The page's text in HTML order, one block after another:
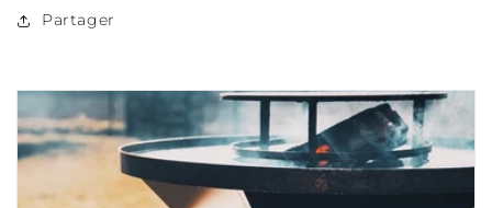
Partager